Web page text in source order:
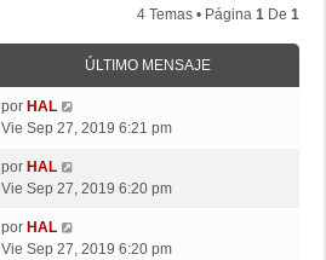
4 Temas • Página 1 De 1
ÚLTIMO MENSAJE
por HAL
Vie Sep 27, 2019 6:21 pm
por HAL
Vie Sep 27, 2019 6:20 pm
por HAL
Vie Sep 27, 2019 6:20 pm